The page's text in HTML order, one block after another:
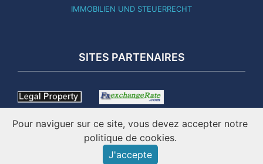
IMMOBILIEN UND STEUERRECHT
SITES PARTENAIRES
DIESE SEITE WURDE AKTUALISIERT 04.08.26 - ONLINE SEIT
Pour naviguer sur ce site, vous devez accepter notre
politique de cookies.
J'accepte